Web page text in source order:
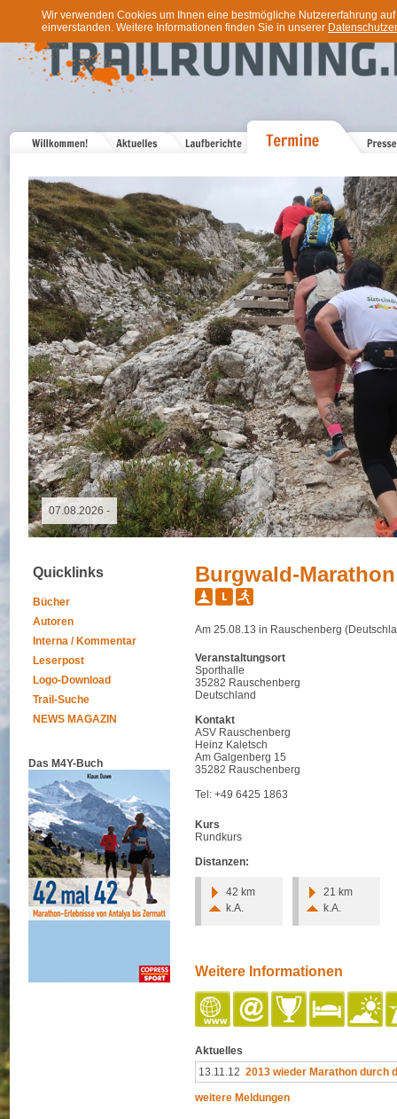
Wir verwenden Cookies um Ihnen eine bestmögliche Nutzererfahrung
einverstanden. Weitere Informationen finden Sie in unserer
09.05.2026 - GutsMuths-Rennsteiglauf
Quicklinks
Bücher
Autoren
Interna / Kommentar
Leserpost
Logo-Download
Trail-Suche
NEWS MAGAZIN
Das M4Y-Buch
Burgwald-Marathon
Am 25.08.13 in Rauschenberg
Veranstaltungsort
Sporthalle
35282 Rauschenberg
Deutschland
Kontakt
ASV Rauschenberg
Heinz Kaletsch
Am Galgenberg 15
35282 Rauschenberg
Tel: +49 6425 1863
Kurs
Rundkurs
Distanzen:
42 km
k.A.
21 km
k.A.
Weitere Informationen
Aktuelles
13.11.12 2013 wieder Marathon durch
weitere Meldungen